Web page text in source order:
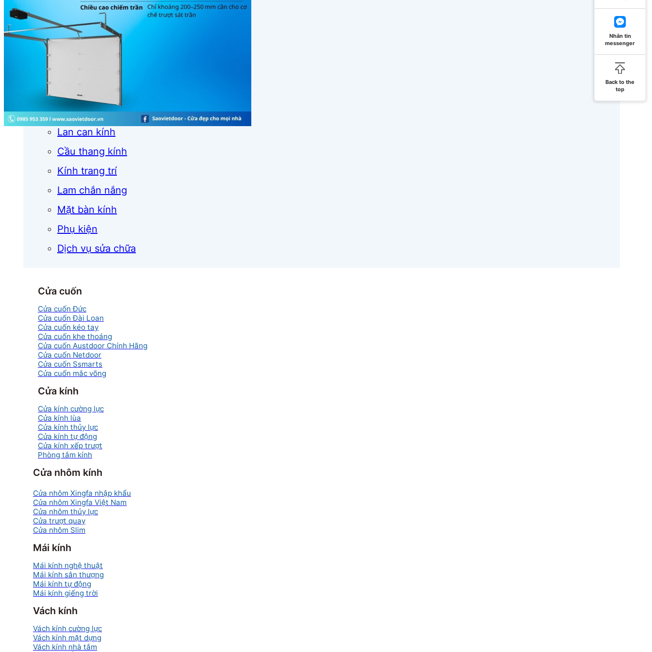
Cửa cuốn
Vách kính
Mái kính
Lan can kính
Cầu thang kính
Kính trang trí
Lam chắn nắng
Mặt bàn kính
Phụ kiện
Dịch vụ sửa chữa
Cửa cuốn
Cửa cuốn Đức
Cửa cuốn Đài Loan
Cửa cuốn kéo tay
Cửa cuốn khe thoáng
Cửa cuốn Austdoor Chính Hãng
Cửa cuốn Netdoor
Cửa cuốn Ssmarts
Cửa cuốn mắc võng
Cửa kính
Cửa kính cường lực
Cửa kính lùa
Cửa kính thủy lực
Cửa kính tự động
Cửa kính xếp trượt
Phòng tắm kính
Cửa nhôm kính
Cửa nhôm Xingfa nhập khẩu
Cửa nhôm Xingfa Việt Nam
Cửa nhôm thủy lực
Cửa trượt quay
Cửa nhôm Slim
Mái kính
Mái kính nghệ thuật
Mái kính sân thượng
Mái kính tự động
Mái kính giếng trời
Vách kính
Vách kính cường lực
Vách kính mặt dựng
Vách kính nhà tắm
Nhắn tin
messenger
Back to the
top